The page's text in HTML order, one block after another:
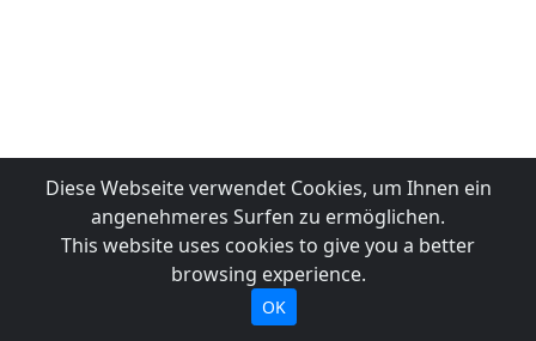
Diese Webseite verwendet Cookies, um Ihnen ein
angenehmeres Surfen zu ermöglichen.
This website uses cookies to give you a better
browsing experience.
OK